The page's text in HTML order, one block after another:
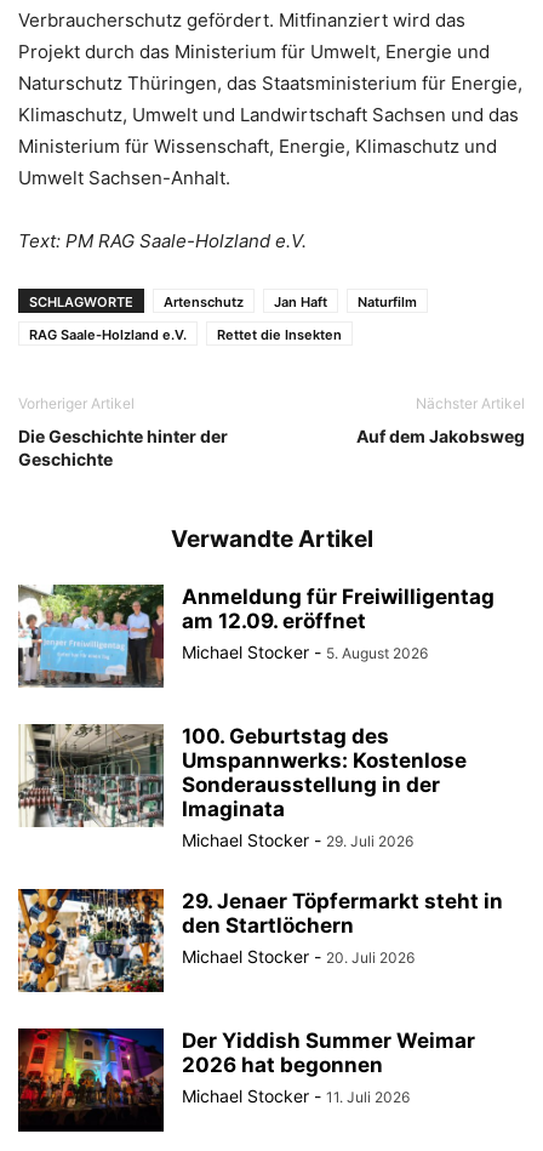
Verbraucherschutz gefördert. Mitfinanziert wird das
Projekt durch das Ministerium für Umwelt, Energie und
Naturschutz Thüringen, das Staatsministerium für Energie,
Klimaschutz, Umwelt und Landwirtschaft Sachsen und das
Ministerium für Wissenschaft, Energie, Klimaschutz und
Umwelt Sachsen-Anhalt.
Text: PM RAG Saale-Holzland e.V.
SCHLAGWORTE Artenschutz Jan Haft
Naturfilm
RAG Saale-Holzland e.V.
Rettet die Insekten
Vorheriger Artikel
Die Geschichte hinter der
Geschichte
Nächster Artikel
Auf dem Jakobsweg
Verwandte Artikel
Anmeldung für Freiwilligentag
am 12.09. eröffnet
Michael Stocker - 5. August 2026
100. Geburtstag des
Umspannwerks: Kostenlose
Sonderausstellung in der
Imaginata
Michael Stocker - 29. Juli 2026
29. Jenaer Töpfermarkt steht in
den Startlöchern
Michael Stocker - 20. Juli 2026
Der Yiddish Summer Weimar
2026 hat begonnen
Michael Stocker - 11. Juli 2026